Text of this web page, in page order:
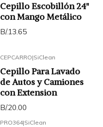
Cepillo Escobillón 24"
con Mango Metálico
B/.13.65
CEPCARRO|SiClean
Cepillo Para Lavado
de Autos y Camiones
con Extension
B/.20.00
PRO364|SiClean